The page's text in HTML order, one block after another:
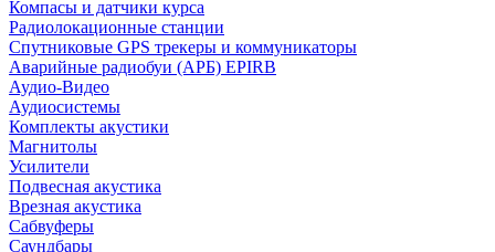
Компасы и датчики курса
Радиолокационные станции
Спутниковые GPS трекеры и коммуникаторы
Аварийные радиобуи (АРБ) EPIRB
Аудио-Видео
Аудиосистемы
Комплекты акустики
Магнитолы
Усилители
Подвесная акустика
Врезная акустика
Сабвуферы
Саундбары